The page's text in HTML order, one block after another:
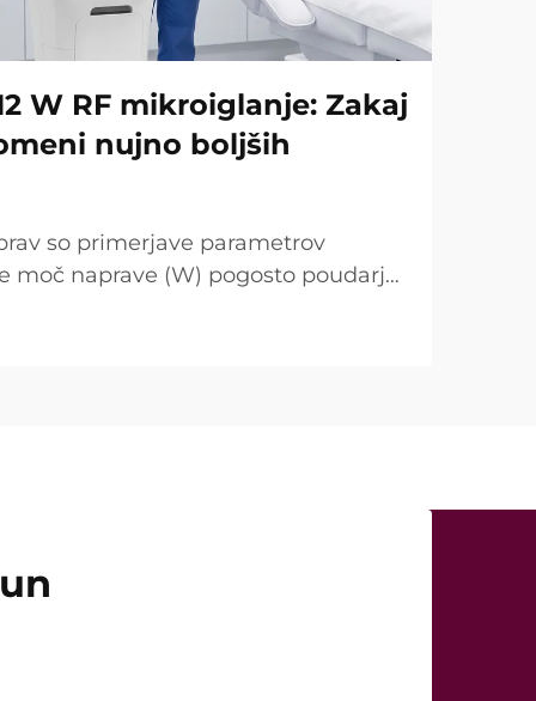
W RF mikroiglanje: Zakaj
nujno boljših
so primerjave parametrov
moč naprave (W) pogosto poudarja
V mnogih primerih tako